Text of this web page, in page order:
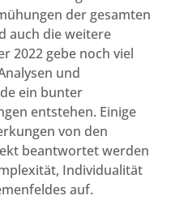
der gesamten
auch die weitere
2022 gebe noch viel
und
ein bunter
entstehen. Einige
von den
beantwortet werden
Individualität
auf.